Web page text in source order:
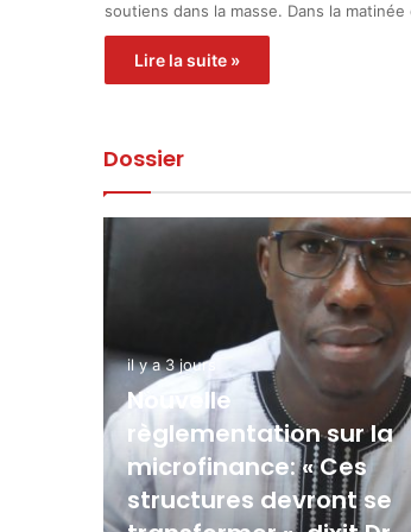
soutiens dans la masse. Dans la
Lire la suite »
Dossier
il y a 3 jours
Nouvelle
règlementation sur la
microfinance: « Ces
structures devront se